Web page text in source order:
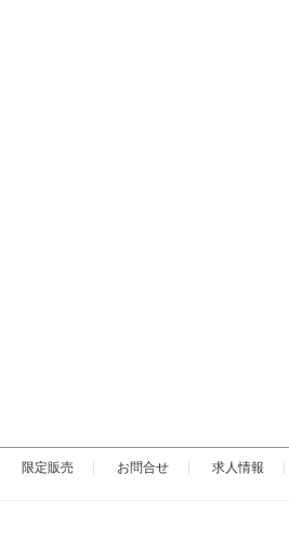
限定販売 お問合せ 求人情報